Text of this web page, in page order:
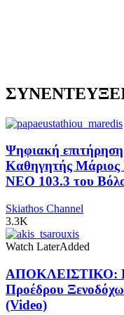
Ψηφιακή
Καθηγητής Μάριος
NEO 103.3 του
Skiathos Channel
3.3K
Watch LaterAdded
ΑΠΟΚΛΕΙΣΤΙΚΟ: Η
Προέδρου
(Video)